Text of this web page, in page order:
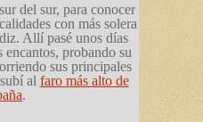
del sur, para conocer
con más solera
Allí pasé unos días
encantos, probando su
sus principales
al faro más alto de
.